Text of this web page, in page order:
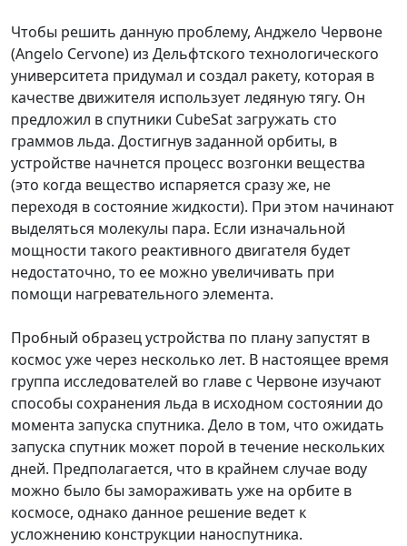
Чтобы решить данную проблему, Анджело Червоне
(Angelo Cervone) из Дельфтского технологического
университета придумал и создал ракету, которая в
качестве движителя использует ледяную тягу. Он
предложил в спутники CubeSat загружать сто
граммов льда. Достигнув заданной орбиты, в
устройстве начнется процесс возгонки вещества
(это когда вещество испаряется сразу же, не
переходя в состояние жидкости). При этом начинают
выделяться молекулы пара. Если изначальной
мощности такого реактивного двигателя будет
недостаточно, то ее можно увеличивать при
помощи нагревательного элемента.
Пробный образец устройства по плану запустят в
космос уже через несколько лет. В настоящее время
группа исследователей во главе с Червоне изучают
способы сохранения льда в исходном состоянии до
момента запуска спутника. Дело в том, что ожидать
запуска спутник может порой в течение нескольких
дней. Предполагается, что в крайнем случае воду
можно было бы замораживать уже на орбите в
космосе, однако данное решение ведет к
усложнению конструкции наноспутника.